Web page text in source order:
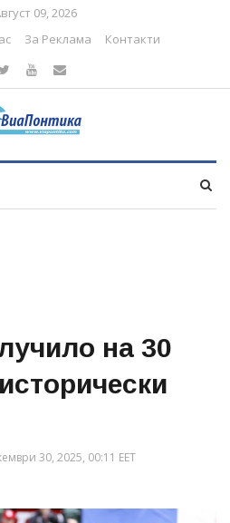
09, 2026
За Реклама Контакти
на 30
30, 2025, 00:11 EET